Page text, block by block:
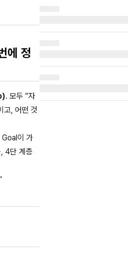
에 정
. 모두 "자
고, 어떤 것
Goal이 가
4단 계층